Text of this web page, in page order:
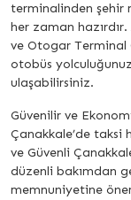
terminalinden şehir
her zaman
ve Otogar Terminal
otobüs
ulaşabilirsiniz.
Güvenilir ve
Çanakkale’de taksi
ve Güvenli
düzenli bakımdan
memnuniyetine